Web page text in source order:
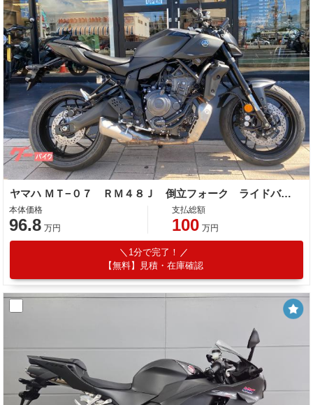
ヤマハ ＭＴ−０７ ＲＭ４８Ｊ 倒立フォーク ライドバイワイヤ ５インチＴＦＴディスプレイ
本体価格
96.8 万円
支払総額
100 万円
1分で完了！
【無料】見積・在庫確認